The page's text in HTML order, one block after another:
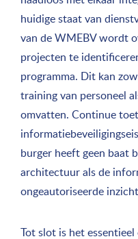
huidige staat van
van de WMEBV wordt
projecten te
programma. Dit kan
training van personeel
omvatten. Continue
burger heeft geen baat
architectuur als de
ongeautoriseerde
Tot slot is het